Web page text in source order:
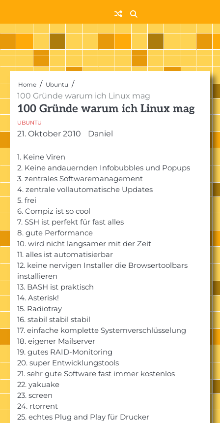
Home Ubuntu
100 Gründe warum ich Linux mag
100 Gründe warum ich Linux mag
UBUNTU
21. Oktober 2010 Daniel
1. Keine Viren
2. Keine andauernden Infobubbles und Popups
3. zentrales Softwaremanagement
4. zentrale vollautomatische Updates
5. frei
6. Compiz ist so cool
7. SSH ist perfekt für fast alles
8. gute Performance
10. wird nicht langsamer mit der Zeit
11. alles ist automatisierbar
12. keine nervigen Installer die Browsertoolbars
installieren
13. BASH ist praktisch
14. Asterisk!
15. Radiotray
16. stabil stabil stabil
17. einfache komplette Systemverschlüsselung
18. eigener Mailserver
19. gutes RAID-Monitoring
20. super Entwicklungstools
21. sehr gute Software fast immer kostenlos
22. yakuake
23. screen
24. rtorrent
25. echtes Plug and Play für Drucker